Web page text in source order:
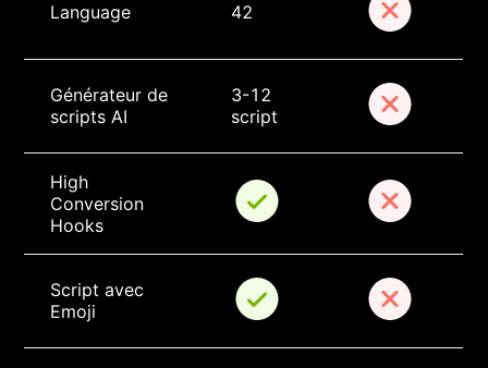
Language 42
Générateur de
scripts AI
3-12
script
High
Conversion
Hooks
Script avec
Emoji